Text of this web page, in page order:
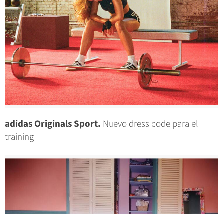
adidas Originals Sport. Nuevo dress code para el
training